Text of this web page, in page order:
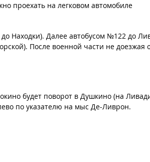
проехать на легковом автомобиле
Находки). Далее автобусом №122 до
После военной части не доезжая
будет поворот в Душкино (на
по указателю на мыс Де-Ливрон.